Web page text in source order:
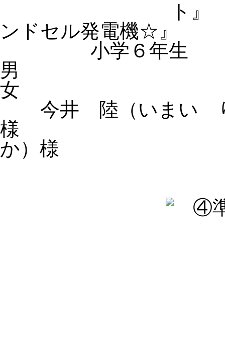
ト
ンドセル発電機☆』
小学６年生
男 小
女
今井 陸（いまい
様 坪井 夢
か）様